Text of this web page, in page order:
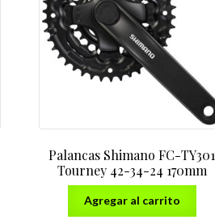
Palancas Shimano FC-TY301
Tourney 42-34-24 170mm
Agregar al carrito